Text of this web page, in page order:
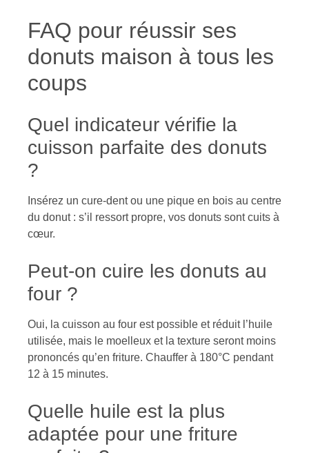
FAQ pour réussir ses
donuts maison à tous les
coups
Quel indicateur vérifie la
cuisson parfaite des donuts
?
Insérez un cure-dent ou une pique en bois au centre
du donut : s’il ressort propre, vos donuts sont cuits à
cœur.
Peut-on cuire les donuts au
four ?
Oui, la cuisson au four est possible et réduit l’huile
utilisée, mais le moelleux et la texture seront moins
prononcés qu’en friture. Chauffer à 180°C pendant
12 à 15 minutes.
Quelle huile est la plus
adaptée pour une friture